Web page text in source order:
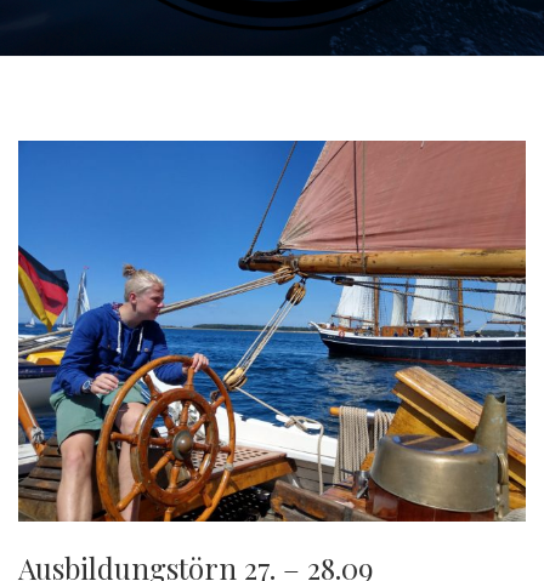
Ausbildungstörn 27. – 28.09